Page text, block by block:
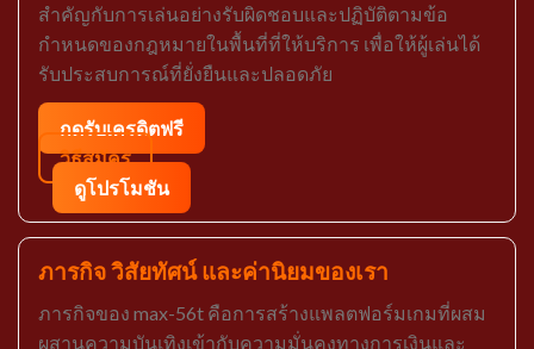
สำคัญกับการเล่นอย่างรับผิดชอบและปฏิบัติตามข้อ
กำหนดของกฎหมายในพื้นที่ที่ให้บริการ เพื่อให้ผู้เล่นได้
รับประสบการณ์ที่ยั่งยืนและปลอดภัย
กดรับเครดิตฟรี
วิธีสมัคร
ดูโปรโมชัน
ภารกิจ วิสัยทัศน์ และค่านิยมของเรา
ภารกิจของ max-56t คือการสร้างแพลตฟอร์มเกมที่ผสม
ผสานความบันเทิงเข้ากับความมั่นคงทางการเงินและ